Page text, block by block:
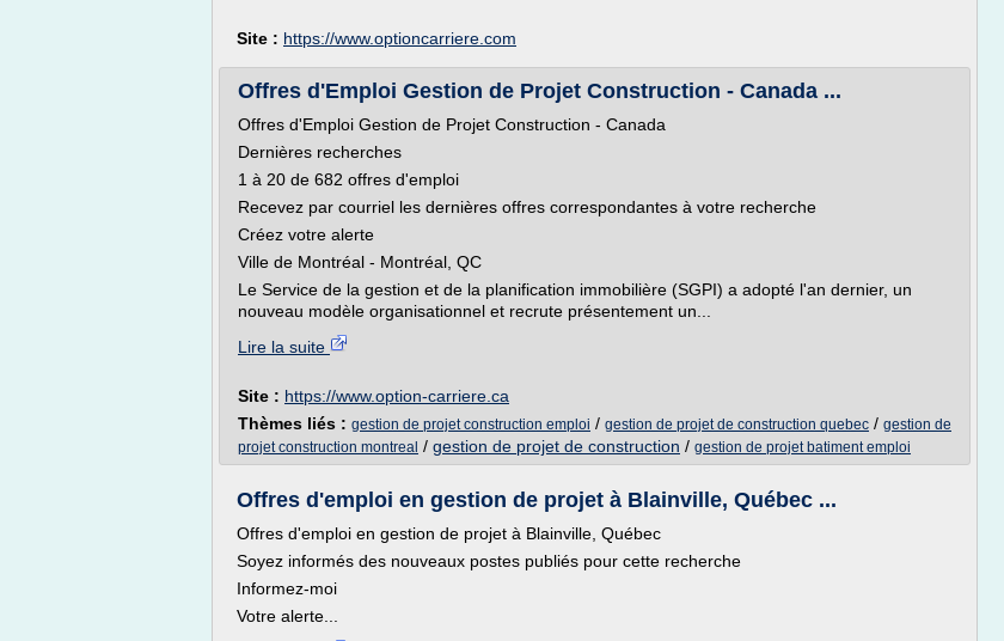
Site : https://www.optioncarriere.com
Offres d'Emploi Gestion de Projet Construction - Canada ...
Offres d'Emploi Gestion de Projet Construction - Canada
Dernières recherches
1 à 20 de 682 offres d'emploi
Recevez par courriel les dernières offres correspondantes à votre recherche
Créez votre alerte
Ville de Montréal - Montréal, QC
Le Service de la gestion et de la planification immobilière (SGPI) a adopté l'an dernier, un
nouveau modèle organisationnel et recrute présentement un...
Lire la suite
Site : https://www.option-carriere.ca
Thèmes liés : gestion de projet construction emploi / gestion de projet de construction quebec / gestion de
projet construction montreal / gestion de projet de construction / gestion de projet batiment emploi
Offres d'emploi en gestion de projet à Blainville, Québec ...
Offres d'emploi en gestion de projet à Blainville, Québec
Soyez informés des nouveaux postes publiés pour cette recherche
Informez-moi
Votre alerte...